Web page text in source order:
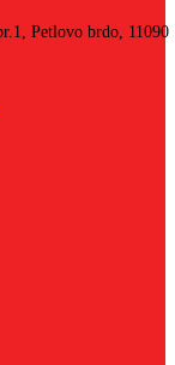
Petlovo brdo, 11090